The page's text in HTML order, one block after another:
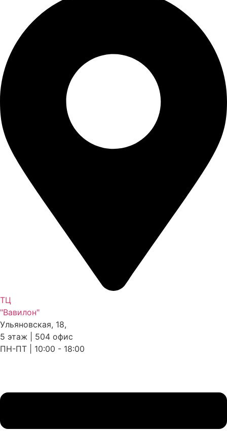
ТЦ
"Вавилон"
Ульяновская, 18,
5 этаж | 504 офис
ПН-ПТ | 10:00 - 18:00